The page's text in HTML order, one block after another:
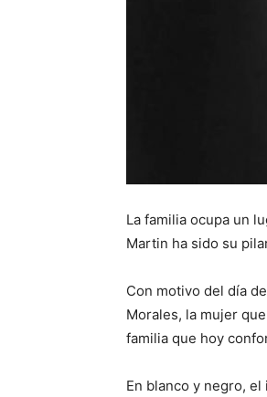
La familia ocupa un
Martin ha sido su
Con motivo del día
Morales, la mujer
familia que hoy
En blanco y negro,